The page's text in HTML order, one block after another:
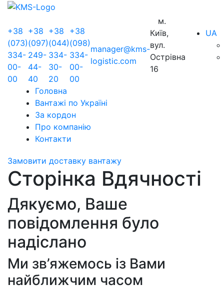
+38
(073)
334-
00-
00
+38
(097)
249-
44-
40
+38
(044)
334-
30-
20
+38
(098)
334-
00-
00
manager@kms-
logistic.com
м.
Київ,
вул.
Острівна
16
UA
Головна
Вантажі по Україні
За кордон
Про компанію
Контакти
Замовити доставку вантажу
Сторінка Вдячності
Дякуємо, Ваше
повідомлення було
надіслано
Ми зв’яжемось із Вами
найближчим часом